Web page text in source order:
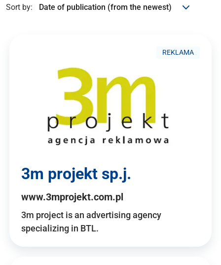
Sort by:
REKLAMA
3m projekt sp.j.
www.3mprojekt.com.pl
3m project is an advertising agency
specializing in BTL.